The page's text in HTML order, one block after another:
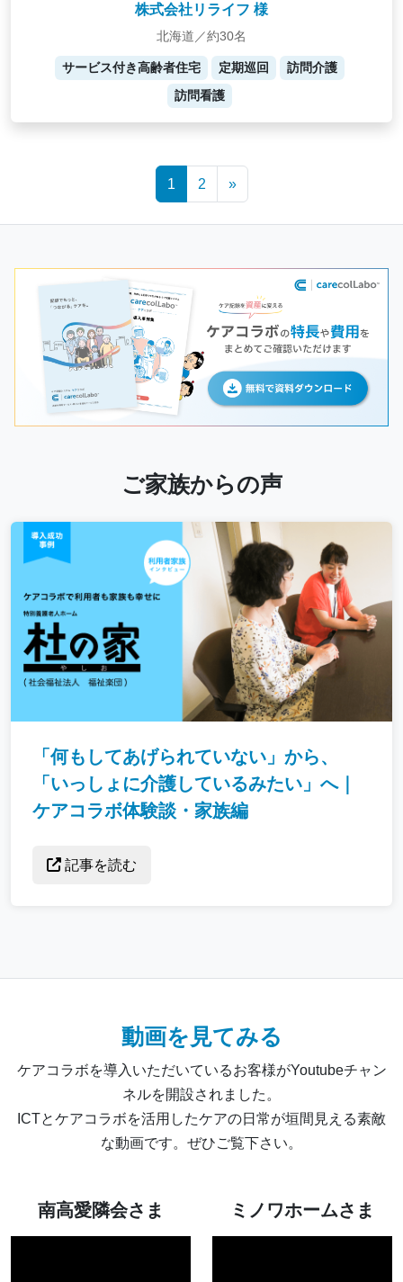
株式会社リライフ 様
北海道／約30名
サービス付き高齢者住宅 定期巡回
訪問介護
訪問看護
1 2 »
ご家族からの声
「何もしてあげられていない」から、
「いっしょに介護しているみたい」へ｜
ケアコラボ体験談・家族編
記事を読む
動画を見てみる
ケアコラボを導入いただいているお客様がYoutubeチャン
ネルを開設されました。
ICTとケアコラボを活用したケアの日常が垣間見える素敵
な動画です。ぜひご覧下さい。
南高愛隣会さま ミノワホームさま